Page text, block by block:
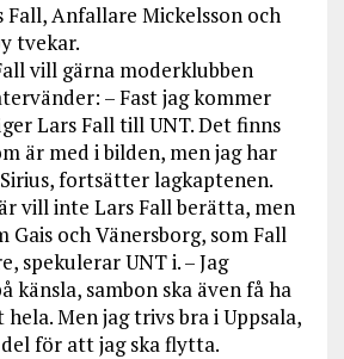
Anfallare Mickelsson och
tvekar.
vill gärna moderklubben
– Fast jag kommer
Lars Fall till UNT. Det finns
är med i bilden, men jag har
fortsätter lagkaptenen.
vill inte Lars Fall berätta, men
Gais och Vänersborg, som Fall
spekulerar UNT i. – Jag
känsla, sambon ska även få ha
Men jag trivs bra i Uppsala,
för att jag ska flytta.